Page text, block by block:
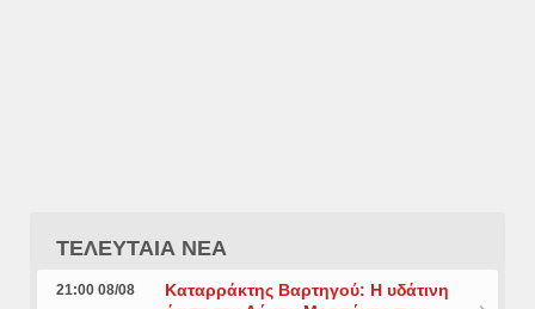
ΤΕΛΕΥΤΑΙΑ ΝΕΑ
21:00 08/08
Καταρράκτης Βαρτηγού: Η υδάτινη